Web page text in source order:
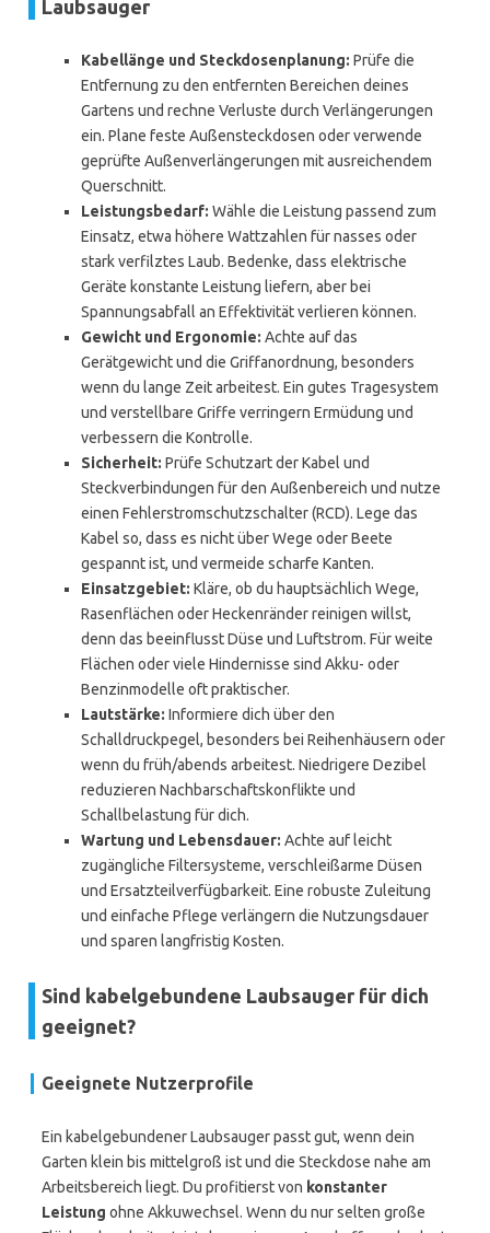
Laubsauger
Kabellänge und Steckdosenplanung: Prüfe die
Entfernung zu den entfernten Bereichen deines
Gartens und rechne Verluste durch Verlängerungen
ein. Plane feste Außensteckdosen oder verwende
geprüfte Außenverlängerungen mit ausreichendem
Querschnitt.
Leistungsbedarf: Wähle die Leistung passend zum
Einsatz, etwa höhere Wattzahlen für nasses oder
stark verfilztes Laub. Bedenke, dass elektrische
Geräte konstante Leistung liefern, aber bei
Spannungsabfall an Effektivität verlieren können.
Gewicht und Ergonomie: Achte auf das
Gerätgewicht und die Griffanordnung, besonders
wenn du lange Zeit arbeitest. Ein gutes Tragesystem
und verstellbare Griffe verringern Ermüdung und
verbessern die Kontrolle.
Sicherheit: Prüfe Schutzart der Kabel und
Steckverbindungen für den Außenbereich und nutze
einen Fehlerstromschutzschalter (RCD). Lege das
Kabel so, dass es nicht über Wege oder Beete
gespannt ist, und vermeide scharfe Kanten.
Einsatzgebiet: Kläre, ob du hauptsächlich Wege,
Rasenflächen oder Heckenränder reinigen willst,
denn das beeinflusst Düse und Luftstrom. Für weite
Flächen oder viele Hindernisse sind Akku- oder
Benzinmodelle oft praktischer.
Lautstärke: Informiere dich über den
Schalldruckpegel, besonders bei Reihenhäusern oder
wenn du früh/abends arbeitest. Niedrigere Dezibel
reduzieren Nachbarschaftskonflikte und
Schallbelastung für dich.
Wartung und Lebensdauer: Achte auf leicht
zugängliche Filtersysteme, verschleißarme Düsen
und Ersatzteilverfügbarkeit. Eine robuste Zuleitung
und einfache Pflege verlängern die Nutzungsdauer
und sparen langfristig Kosten.
Sind kabelgebundene Laubsauger für dich
geeignet?
Geeignete Nutzerprofile
Ein kabelgebundener Laubsauger passt gut, wenn dein
Garten klein bis mittelgroß ist und die Steckdose nahe am
Arbeitsbereich liegt. Du profitierst von konstanter
Leistung ohne Akkuwechsel. Wenn du nur selten große